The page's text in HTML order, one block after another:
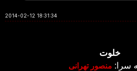
2014-02-12 18:31:34
خلوت
سرا: منصور تهرانی